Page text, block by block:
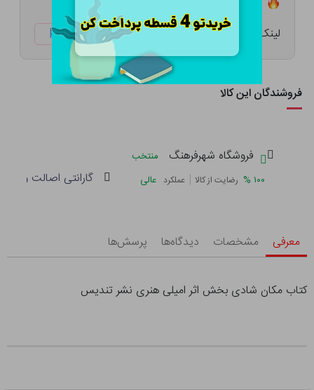
لینک کوتاه: ketabtala.com/sbp-54192
فروشندگان این کالا
فروشگاه شهرفرهنگ
منتخب
۱۰۰ % رضایت از کالا | عملکرد عالی گارانتی اصالت و
معرفی مشخصات دیدگاه‌ها پرسش‌ها
کتاب مکان شادی بخش اثر امیلی هنری نشر تندیس